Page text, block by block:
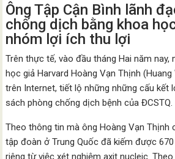
Ông Tập Cận Bình lãnh
chống dịch bằng khoa
nhóm lợi ích thu lợi
Trên thực tế, vào đầu tháng Hai năm nay,
học giả Harvard Hoàng Vạn Thịnh
trên Internet, tiết lộ những những cấu kết
sách phòng chống dịch bệnh của ĐCSTQ.
Theo thông tin mà ông Hoàng Vạn
tập đoàn ở Trung Quốc đã kiếm được
riêng từ việc xét nghiệm axit nucleic.